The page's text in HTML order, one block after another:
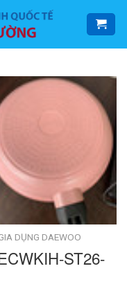
DỤNG DAEWOO
ST26-